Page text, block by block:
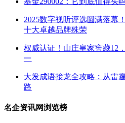
2025数字视听评选圆满落幕
十大卓越品牌殊荣
权威认证！山庄皇家窖藏12
一
大发成语接龙全攻略：从雷
路
名企资讯网浏览榜